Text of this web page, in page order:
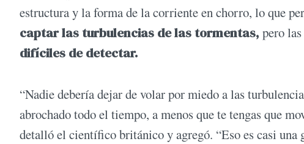
estructura y la forma de la corriente en chorro, lo que
captar las turbulencias de las tormentas, pero
difíciles de detectar.
“Nadie debería dejar de volar por miedo a las
abrochado todo el tiempo, a menos que te tengas que
detalló el científico británico y agregó. “Eso es casi una